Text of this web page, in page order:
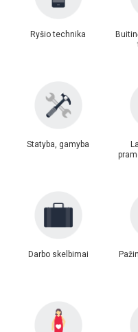
Ryšio technika
Statyba, gamyba
Darbo skelbimai